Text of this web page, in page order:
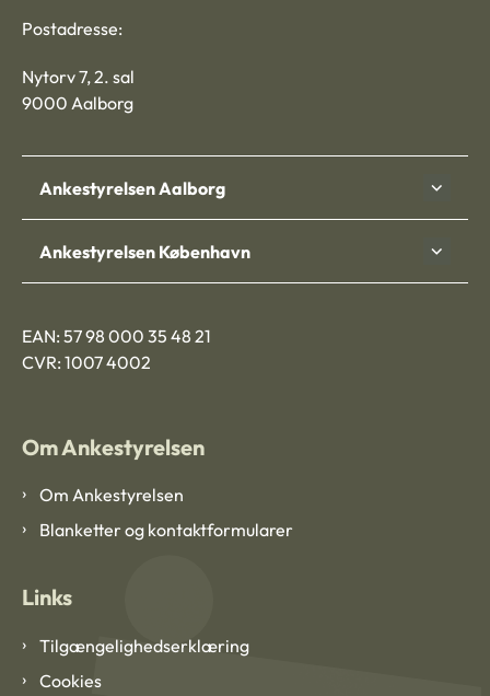
Postadresse:
Nytorv 7, 2. sal
9000 Aalborg
Ankestyrelsen Aalborg
Ankestyrelsen København
EAN: 57 98 000 35 48 21
CVR: 1007 4002
Om Ankestyrelsen
Om Ankestyrelsen
Blanketter og kontaktformularer
Links
Tilgængelighedserklæring
Cookies